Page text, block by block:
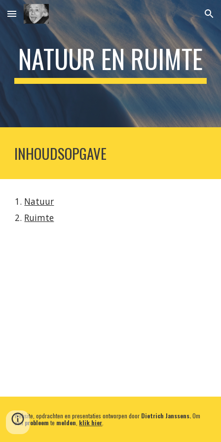
Skip to main content Skip to navigation
NATUUR EN RUIMTE
INHOUDSOPGAVE
Natuur
Ruimte
Website, opdrachten en presentaties ontworpen door Dietrich Janssens.Om
eenprobleem te melden klik hier